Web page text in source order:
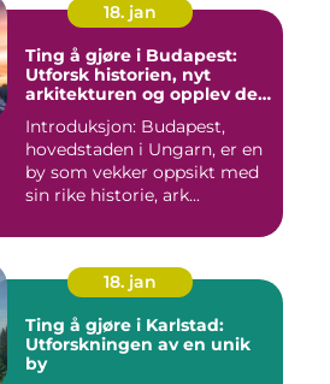
18. jan
Ting å gjøre i Budapest:
Utforsk historien, nyt
arkitekturen og opplev det
Introduksjon: Budapest,
hovedstaden i Ungarn, er en
by som vekker oppsikt med
sin rike historie, ark...
18. jan
Ting å gjøre i Karlstad:
Utforskningen av en unik
by